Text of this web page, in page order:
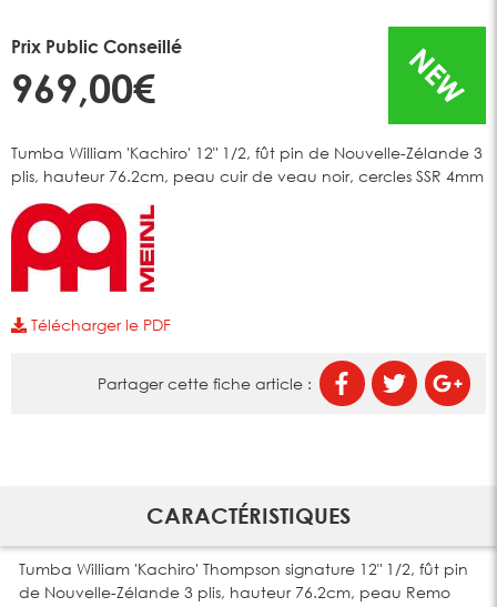
Prix Public Conseillé
969,00€ NEW
Tumba William 'Kachiro' 12" 1/2, fût pin de Nouvelle-Zélande 3
plis, hauteur 76.2cm, peau cuir de veau noir, cercles SSR 4mm
Télécharger le PDF
Partager cette fiche article :
CARACTÉRISTIQUES
Tumba William 'Kachiro' Thompson signature 12" 1/2, fût pin
de Nouvelle-Zélande 3 plis, hauteur 76.2cm, peau Remo